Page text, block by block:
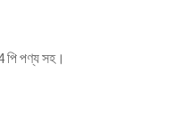
পি পণ্য সহ।